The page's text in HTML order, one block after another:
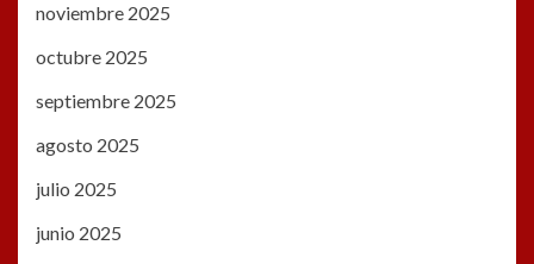
noviembre 2025
octubre 2025
septiembre 2025
agosto 2025
julio 2025
junio 2025